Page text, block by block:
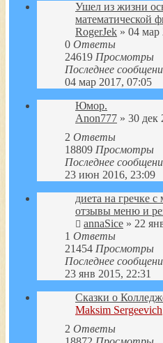
Ушел из жизни
математической
RogerJek » 04 мар
0 Ответы
24619 Просмотры
Последнее
04 мар 2017, 07:05
Юмор.
Anon777 » 30 дек
2 Ответы
18809 Просмотры
Последнее
23 июн 2016, 23:09
диета на гречке
отзывы меню и
annaSice » 22
1 Ответы
21454 Просмотры
Последнее
23 янв 2015, 22:31
Сказки о
Maksim Sergeevich
2 Ответы